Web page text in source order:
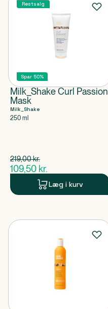
Restsalg
Spar 50%
Milk_Shake Curl Passion
Mask
Milk_Shake
250 ml
$gammel pris
219,00kr.
Spar 109,50 kr.
$nuværende pris
109,50 kr.
Læg i kurv